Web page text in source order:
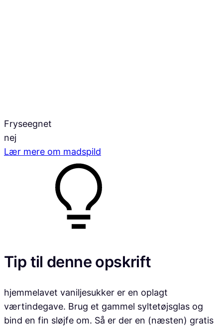
Fryseegnet
nej
Lær mere om madspild
Tip til denne opskrift
hjemmelavet vaniljesukker er en oplagt
værtindegave. Brug et gammel syltetøjsglas og
bind en fin sløjfe om. Så er der en (næsten) gratis